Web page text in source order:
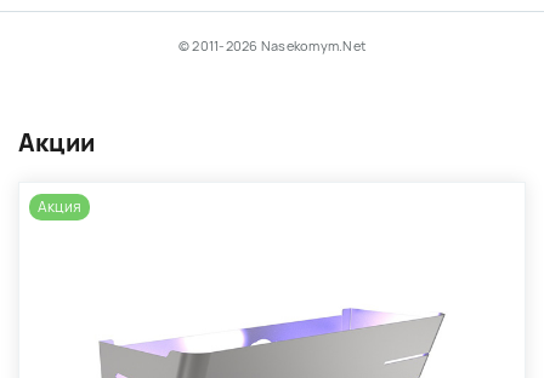
Акции
Акция
© 2011-2026 Nasekomym.Net